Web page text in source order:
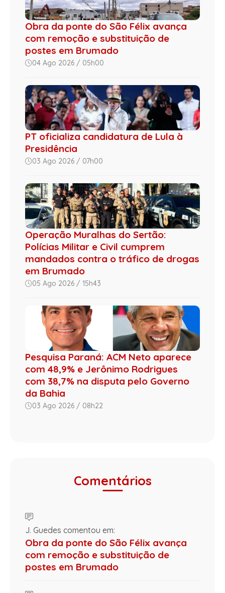
Obra da ponte do São Félix avança
com remoção e substituição de
postes em Brumado
04 Ago 2026 / 05h00
PT oficializa candidatura de Lula à
Presidência
03 Ago 2026 / 07h00
Operação Muralhas do Sertão:
Polícias Militar e Civil cumprem
mandados contra o tráfico de drogas
em Brumado
05 Ago 2026 / 15h43
Pesquisa Paraná: ACM Neto aparece
com 48,9% e Jerônimo Rodrigues
com 38,7% na disputa pelo Governo
da Bahia
03 Ago 2026 / 08h22
Comentários
J. Guedes comentou em:
Obra da ponte do São Félix avança
com remoção e substituição de
postes em Brumado